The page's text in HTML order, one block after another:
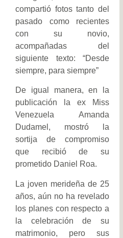
compartió fotos tanto del
pasado como recientes
con su novio,
acompañadas del
siguiente texto: “Desde
siempre, para siempre”
De igual manera, en la
publicación la ex Miss
Venezuela Amanda
Dudamel, mostró la
sortija de compromiso
que recibió de su
prometido Daniel Roa.
La joven merideña de 25
años, aún no ha revelado
los planes con respecto a
la celebración de su
matrimonio, pero sus